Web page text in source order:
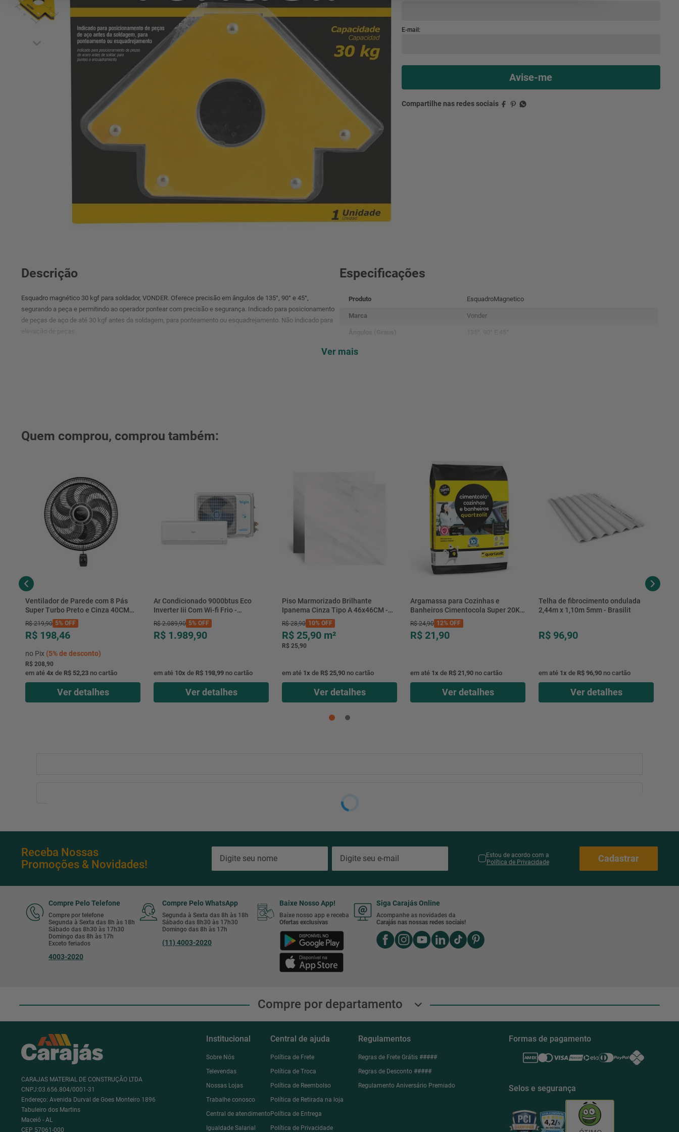
Descrição
Esquadro magnético 30 kgf para soldador, VONDER. Oferece precisão em ângulos de 135°, 90° e 45°,
segurando a peça e permitindo ao operador pontear com precisão e segurança. Indicado para posicionamento
de peças de aço de até 30 kgf antes da soldagem, para ponteamento ou esquadrejamento. Não indicado para
elevação de peças.
Especificações
Produto EsquadroMagnetico
Marca Vonder
Capacidade
Massa Aproximada (Peso) (Kg) 1,08 Kg
Ver mais
Quem comprou, comprou também:
Ventilador de Parede com 8 Pás
Super Turbo Preto e Cinza 40CM
220V 140W - VTX-40P-8P - Mondial
R$ 219,90 5% OFF
R$ 198,46
no Pix (5%de desconto)
R$ 208,90
em até 4x de R$ 52,23 no cartão
Ver detalhes
Ar Condicionado 9000btus Eco
Inverter Iii Com Wi-fi Frio -
Hjfe09c2cg|hjfi09c2wg - Elgin
R$ 2.089,90 5% OFF
R$ 1.989,90
em até 10x de R$ 198,99 no cartão
Ver detalhes
Piso Marmorizado Brilhante
Ipanema Cinza Tipo A 46x46CM -
01.012771 - Cerbras
R$ 28,90 10% OFF
R$ 25,90 m²
R$ 25,90
em até 1x de R$ 25,90 no cartão
Ver detalhes
Argamassa para Cozinhas e
Banheiros Cimentocola Super 20KG
- 0118.00001.0020PL - Quartzolit
R$ 24,90 12% OFF
R$ 21,90
em até 1x de R$ 21,90 no cartão
Ver detalhes
Telha de fibrocimento ondulada
2,44m x 1,10m 5mm - Brasilit
R$ 96,90
em até 1x de R$ 96,90 no cartão
Ver detalhes
Receba Nossas
Promoções & Novidades!
Estou de acordo com a
Política de Privacidade
Cadastrar
Compre Pelo Telefone
Compre por telefone
Segunda à Sexta das 8h às 18h
Sábado das 8h30 às 17h30
Domingo das 8h às 17h
Exceto feriados
4003-2020
Compre Pelo WhatsApp
Segunda à Sexta das 8h às 18h
Sábado das 8h30 às 17h30
Domingo das 8h às 17h
(11) 4003-2020
Baixe Nosso App!
Baixe nosso app e receba
Ofertas exclusivas
Siga Carajás Online
Acompanhe as novidades da
Carajás nas nossas redes sociais!
Compre por departamento
CARAJAS MATERIAL DE CONSTRUÇÃO LTDA
CNPJ:03.656.804/0001-31
Endereço: Avenida Durval de Goes Monteiro 1896
Tabuleiro dos Martins
Maceió - AL
CEP 57061-000
Institucional
Sobre Nós
Televendas
Nossas Lojas
Trabalhe conosco
Central de atendimento
Igualdade Salarial
Central de ajuda
Política de Frete
Política de Troca
Política de Reembolso
Política de Retirada na loja
Política de Entrega
Política de Privacidade
Regulamentos
Regras de Frete Grátis #####
Regras de Desconto #####
Regulamento Aniversário Premiado
Formas de pagamento
Selos e segurança
condicionado